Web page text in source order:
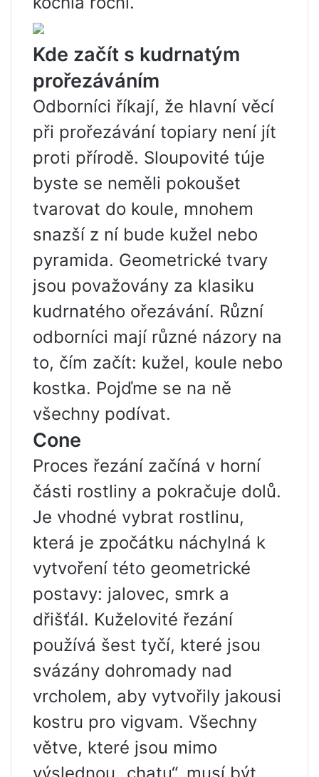
Kde začít s kudrnatým
prořezáváním
Odborníci říkají, že hlavní věcí
při prořezávání topiary není jít
proti přírodě. Sloupovité túje
byste se neměli pokoušet
tvarovat do koule, mnohem
snazší z ní bude kužel nebo
pyramida. Geometrické tvary
jsou považovány za klasiku
kudrnatého ořezávání. Různí
odborníci mají různé názory na
to, čím začít: kužel, koule nebo
kostka. Pojďme se na ně
všechny podívat.
Cone
Proces řezání začíná v horní
části rostliny a pokračuje dolů.
Je vhodné vybrat rostlinu,
která je zpočátku náchylná k
vytvoření této geometrické
postavy: jalovec, smrk a
dřišťál. Kuželovité řezání
používá šest tyčí, které jsou
svázány dohromady nad
vrcholem, aby vytvořily jakousi
kostru pro vigvam. Všechny
větve, které jsou mimo